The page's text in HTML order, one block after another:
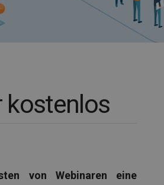
kostenlos
von Webinaren eine